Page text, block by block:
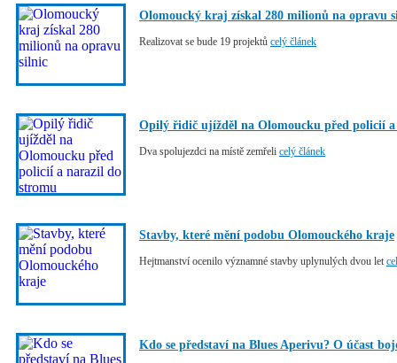
Olomoucký kraj získal 280 milionů na opravu
Realizovat se bude 19 projektů celý článek
Opilý řidič ujížděl na Olomoucku před policií
Dva spolujezdci na místě zemřeli celý článek
Stavby, které mění podobu Olomouckého kraje
Hejtmanství ocenilo významné stavby uplynulých dvou let
Kdo se představí na Blues Aperivu? O účast